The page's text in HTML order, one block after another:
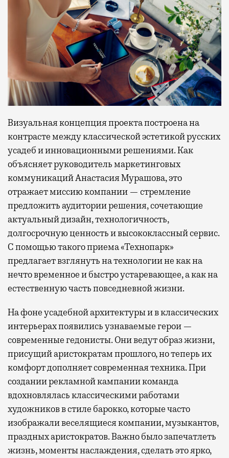
Визуальная концепция проекта построена на
контрасте между классической эстетикой русских
усадеб и инновационными решениями. Как
объясняет руководитель маркетинговых
коммуникаций Анастасия Мурашова, это
отражает миссию компании — стремление
предложить аудитории решения, сочетающие
актуальный дизайн, технологичность,
долгосрочную ценность и высококлассный сервис.
С помощью такого приема «Технопарк»
предлагает взглянуть на технологии не как на
нечто временное и быстро устаревающее, а как на
естественную часть повседневной жизни.
На фоне усадебной архитектуры и в классических
интерьерах появились узнаваемые герои —
современные гедонисты. Они ведут образ жизни,
присущий аристократам прошлого, но теперь их
комфорт дополняет современная техника. При
создании рекламной кампании команда
вдохновлялась классическими работами
художников в стиле барокко, которые часто
изображали веселящиеся компании, музыкантов,
праздных аристократов. Важно было запечатлеть
жизнь, моменты наслаждения, сделать это ярко,